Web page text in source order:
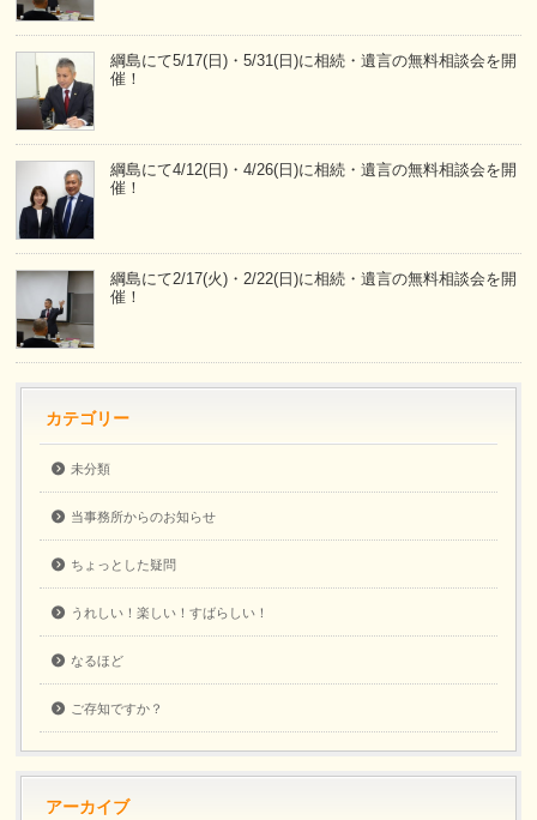
綱島にて5/17(日)・5/31(日)に相続・遺言の無料相談会を開
催！
綱島にて4/12(日)・4/26(日)に相続・遺言の無料相談会を開
催！
綱島にて2/17(火)・2/22(日)に相続・遺言の無料相談会を開
催！
カテゴリー
未分類
当事務所からのお知らせ
ちょっとした疑問
うれしい！楽しい！すばらしい！
なるほど
ご存知ですか？
アーカイブ